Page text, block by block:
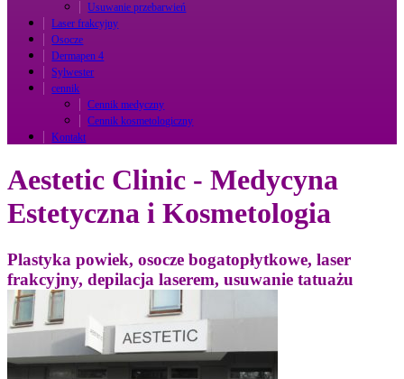
Usuwanie przebarwień
Laser frakcyjny
Osocze
Dermapen 4
Sylwester
cennik
Cennik medyczny
Cennik kosmetologiczny
Kontakt
Aestetic Clinic - Medycyna
Estetyczna i Kosmetologia
Plastyka powiek, osocze bogatopłytkowe, laser
frakcyjny, depilacja laserem, usuwanie tatuażu